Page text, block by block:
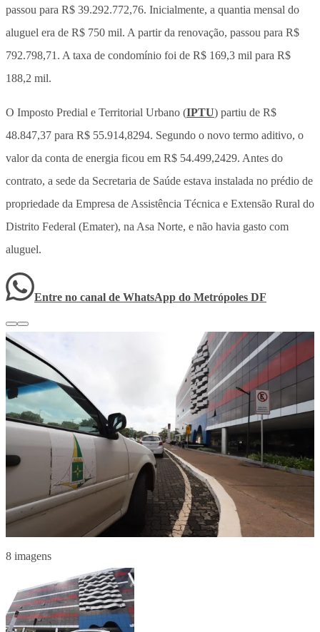
passou para R$ 39.292.772,76. Inicialmente, a quantia mensal do
aluguel era de R$ 750 mil. A partir da renovação, passou para R$
792.798,71. A taxa de condomínio foi de R$ 169,3 mil para R$
188,2 mil.
O Imposto Predial e Territorial Urbano (IPTU) partiu de R$
48.847,37 para R$ 55.914,8294. Segundo o novo termo aditivo, o
valor da conta de energia ficou em R$ 54.499,2429. Antes do
contrato, a sede da Secretaria de Saúde estava instalada no prédio de
propriedade da Empresa de Assistência Técnica e Extensão Rural do
Distrito Federal (Emater), na Asa Norte, e não havia gasto com
aluguel.
Entre no canal de WhatsApp do Metrópoles DF
8 imagens